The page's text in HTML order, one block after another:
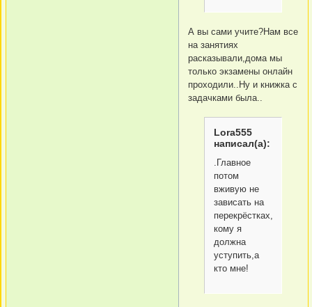
А вы сами учите?Нам все
на занятиях
расказывали,дома мы
только экзамены онлайн
проходили..Ну и книжка с
задачками была..
Lora555
написал(а):
.Главное
потом
вживую не
зависать на
перекрёстках,решая
кому я
должна
уступить,а
кто мне!